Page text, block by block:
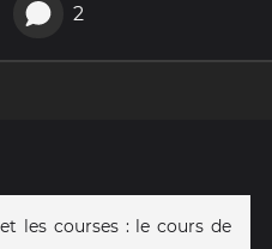
2
les courses : le cours de